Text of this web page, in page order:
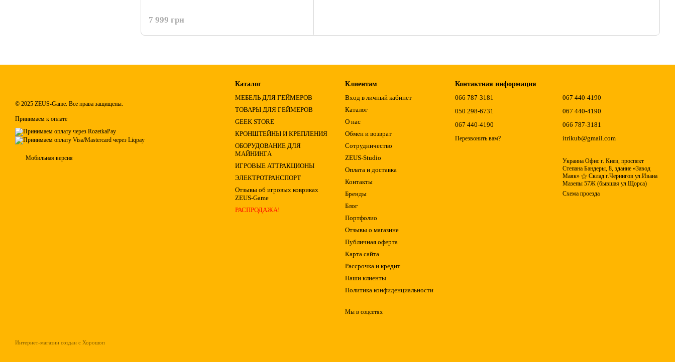
7 999 грн
© 2025 ZEUS-Game. Все права защищены.
Принимаем к оплате
Мобильная версия
Интернет-магазин создан с Хорошоп
Каталог
МЕБЕЛЬ ДЛЯ ГЕЙМЕРОВ
ТОВАРЫ ДЛЯ ГЕЙМЕРОВ
GEEK STORE
КРОНШТЕЙНЫ И КРЕПЛЕНИЯ
ОБОРУДОВАНИЕ ДЛЯ
МАЙНИНГА
ИГРОВЫЕ АТТРАКЦИОНЫ
ЭЛЕКТРОТРАНСПОРТ
Отзывы об игровых ковриках
ZEUS-Game
РАСПРОДАЖА!
Клиентам
Вход в личный кабинет
Каталог
О нас
Обмен и возврат
Сотрудничество
ZEUS-Studio
Оплата и доставка
Контакты
Бренды
Блог
Портфолио
Отзывы о магазине
Публичная оферта
Карта сайта
Рассрочка и кредит
Наши клиенты
Политика конфиденциальности
Мы в соцсетях
Контактная информация
066 787-3181
050 298-6731
067 440-4190
Перезвонить вам?
067 440-4190
067 440-4190
066 787-3181
itrikub@gmail.com
Украина Офис г. Киев, проспект
Степана Бандеры, 8, здание «Завод
Маяк» ⚝ Склад г.Чернигов ул.Ивана
Мазепы 57Ж (бывшая ул.Щорса)
Схема проезда